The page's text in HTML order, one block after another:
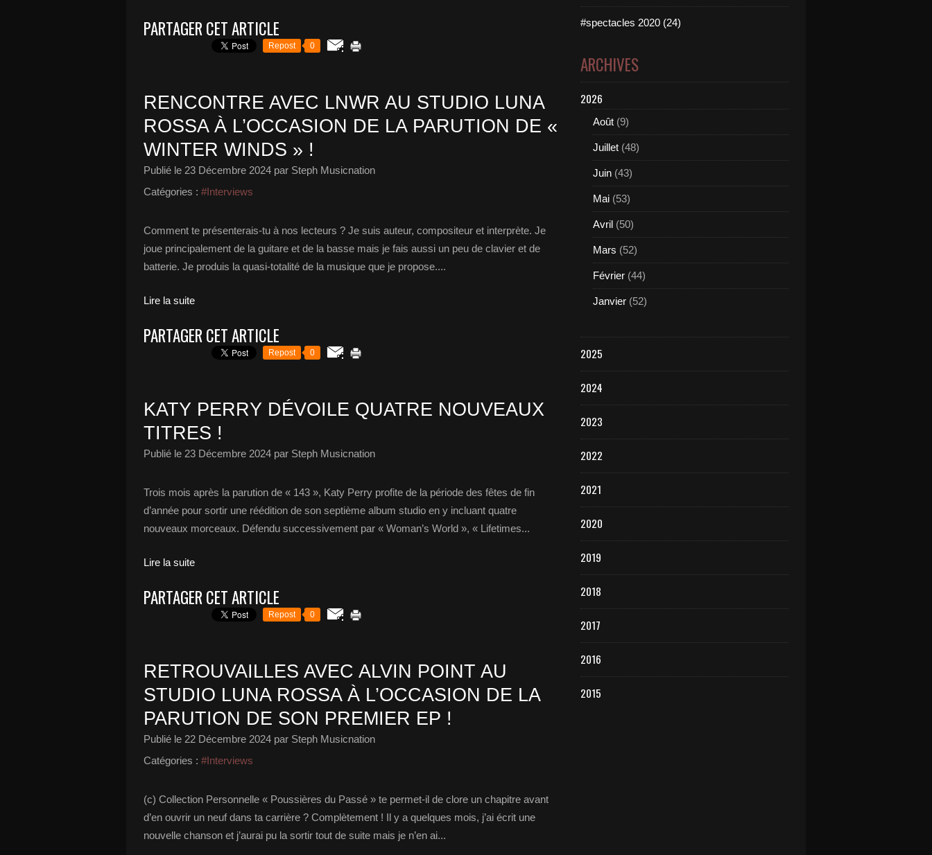
PARTAGER CET ARTICLE
Repost 0
RENCONTRE AVEC LNWR AU STUDIO LUNA
ROSSA À L’OCCASION DE LA PARUTION DE «
WINTER WINDS » !
Publié le 23 Décembre 2024 par Steph Musicnation
Catégories : #Interviews
Comment te présenterais-tu à nos lecteurs ? Je suis auteur, compositeur et interprète. Je
joue principalement de la guitare et de la basse mais je fais aussi un peu de clavier et de
batterie. Je produis la quasi-totalité de la musique que je propose....
Lire la suite
PARTAGER CET ARTICLE
Repost 0
KATY PERRY DÉVOILE QUATRE NOUVEAUX
TITRES !
Publié le 23 Décembre 2024 par Steph Musicnation
Trois mois après la parution de « 143 », Katy Perry profite de la période des fêtes de fin
d’année pour sortir une réédition de son septième album studio en y incluant quatre
nouveaux morceaux. Défendu successivement par « Woman’s World », « Lifetimes...
Lire la suite
PARTAGER CET ARTICLE
Repost 0
RETROUVAILLES AVEC ALVIN POINT AU
STUDIO LUNA ROSSA À L’OCCASION DE LA
PARUTION DE SON PREMIER EP !
Publié le 22 Décembre 2024 par Steph Musicnation
Catégories : #Interviews
(c) Collection Personnelle « Poussières du Passé » te permet-il de clore un chapitre avant
d’en ouvrir un neuf dans ta carrière ? Complètement ! Il y a quelques mois, j’ai écrit une
nouvelle chanson et j’aurai pu la sortir tout de suite mais je n’en ai...
#spectacles 2020 (24)
ARCHIVES
2026
Août (9)
Juillet (48)
Juin (43)
Mai (53)
Avril (50)
Mars (52)
Février (44)
Janvier (52)
2025
2024
2023
2022
2021
2020
2019
2018
2017
2016
2015